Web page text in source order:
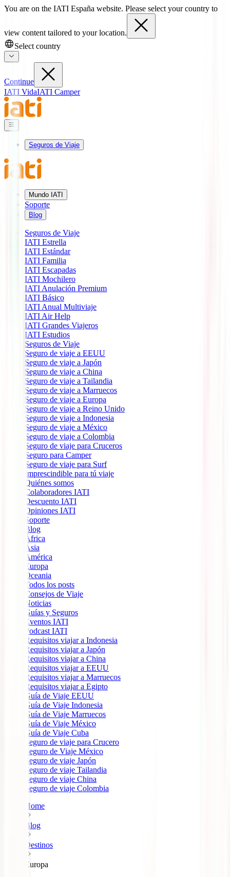
You are on the IATI España website. Please select your country to
view content tailored to your location.
Select country
Continue
IATI VidaIATI Camper
Seguros de Viaje
Mundo IATI
Soporte
Blog
Seguros de Viaje
IATI Estrella
IATI Estándar
IATI Familia
IATI Escapadas
IATI Mochilero
IATI Anulación Premium
IATI Básico
IATI Anual Multiviaje
IATI Air Help
IATI Grandes Viajeros
IATI Estudios
Seguros de Viaje
Seguro de viaje a EEUU
Seguro de viaje a Japón
Seguro de viaje a China
Seguro de viaje a Tailandia
Seguro de viaje a Marruecos
Seguro de viaje a Europa
Seguro de viaje a Reino Unido
Seguro de viaje a Indonesia
Seguro de viaje a México
Seguro de viaje a Colombia
Seguro de viaje para Cruceros
Seguro para Camper
Seguro de viaje para Surf
Imprescindible para tú viaje
Quiénes somos
Colaboradores IATI
Descuento IATI
Opiniones IATI
Soporte
Blog
África
Ásia
América
Europa
Oceania
Todos los posts
Consejos de Viaje
Noticias
Guías y Seguros
Eventos IATI
Podcast IATI
Requisitos viajar a Indonesia
Requisitos viajar a Japón
Requisitos viajar a China
Requisitos viajar a EEUU
Requisitos viajar a Marruecos
Requisitos viajar a Egipto
Guía de Viaje EEUU
Guía de Viaje Indonesia
Guía de Viaje Marruecos
Guía de Viaje México
Guía de Viaje Cuba
Seguro de viaje para Crucero
Seguro de Viaje México
Seguro de viaje Japón
Seguro de viaje Tailandia
Seguro de viaje China
Seguro de viaje Colombia
Home
Blog
Destinos
Europa